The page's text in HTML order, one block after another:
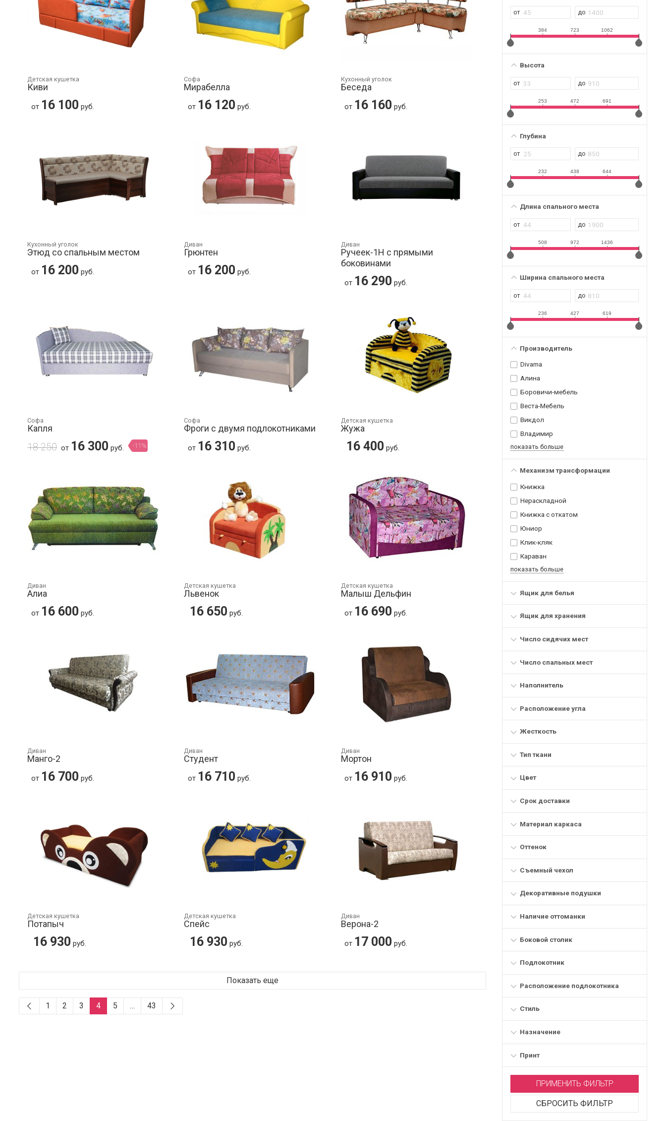
384 723 1062
Высота
253 472 691
Глубина
232 438 644
Длина спального места
508 972 1436
Ширина спального места
236 427 619
Производитель
Divama
Алина
Боровичи-мебель
Веста-Мебель
Викдол
Владимир
показать больше
Механизм трансформации
Книжка
Нераскладной
Книжка с откатом
Юниор
Клик-кляк
Караван
показать больше
Ящик для белья
Ящик для хранения
Число сидячих мест
Число спальных мест
Наполнитель
Расположение угла
Жесткость
Тип ткани
Цвет
Срок доставки
Материал каркаса
Оттенок
Съемный чехол
Декоративные подушки
Наличие оттоманки
Боковой столик
Подлокотник
Расположение подлокотника
Стиль
Назначение
Принт
ПРИМЕНИТЬ ФИЛЬТР
СБРОСИТЬ ФИЛЬТР
Детская кушетка
Киви
от 16 100 руб.
Софа
Мирабелла
от 16 120 руб.
Кухонный уголок
Беседа
от 16 160 руб.
Кухонный уголок
Этюд со спальным местом
от 16 200 руб.
Диван
Грюнтен
от 16 200 руб.
Диван
Ручеек-1Н с прямыми
боковинами
от 16 290 руб.
Софа
Капля
18 250 от 16 300 руб. -11%
Софа
Фроги с двумя подлокотниками
от 16 310 руб.
Детская кушетка
Жужа
16 400 руб.
Диван
Алиа
от 16 600 руб.
Детская кушетка
Львенок
16 650 руб.
Детская кушетка
Малыш Дельфин
от 16 690 руб.
Диван
Манго-2
от 16 700 руб.
Диван
Студент
от 16 710 руб.
Диван
Мортон
от 16 910 руб.
Детская кушетка
Потапыч
16 930 руб.
Детская кушетка
Спейс
16 930 руб.
Диван
Верона-2
от 17 000 руб.
Показать еще
1 2 3 4 5 … 43